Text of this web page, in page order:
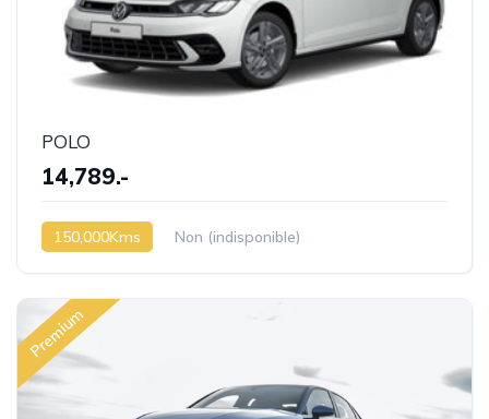
POLO
14,789.-
150,000Kms Non (indisponible)
Premium